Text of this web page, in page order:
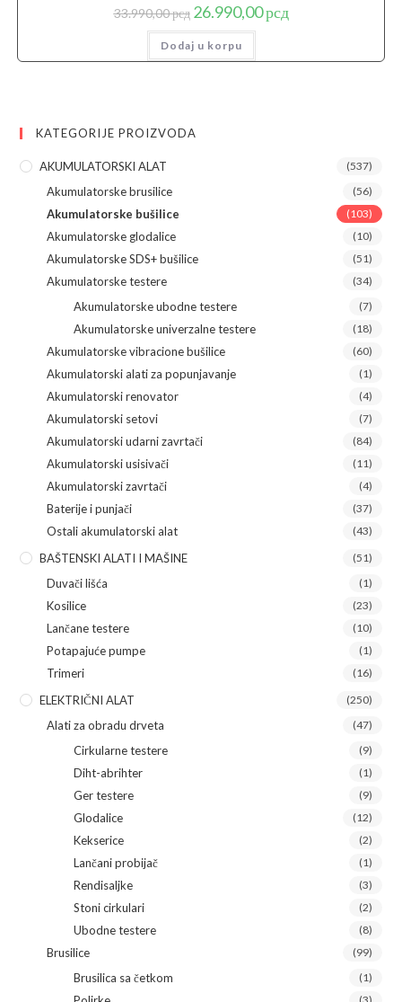
33.990,00рсд Originalna
cena
je
bila:
33.990,00 рсд.
26.990,00рсдTrenutna
cena
Dodaj u korpu
KATEGORIJE PROIZVODA
AKUMULATORSKI ALAT (537)
Akumulatorske brusilice (56)
Akumulatorske bušilice (103)
Akumulatorske glodalice (10)
Akumulatorske SDS+ bušilice (51)
Akumulatorske testere (34)
Akumulatorske ubodne testere (7)
Akumulatorske univerzalne testere (18)
Akumulatorske vibracione bušilice (60)
Akumulatorski alati za popunjavanje (1)
Akumulatorski renovator (4)
Akumulatorski setovi (7)
Akumulatorski udarni zavrtači (84)
Akumulatorski usisivači (11)
Akumulatorski zavrtači (4)
Baterije i punjači (37)
Ostali akumulatorski alat (43)
BAŠTENSKI ALATI I MAŠINE (51)
Duvači lišća (1)
Kosilice (23)
Lančane testere (10)
Potapajuće pumpe (1)
Trimeri (16)
ELEKTRIČNI ALAT (250)
Alati za obradu drveta (47)
Cirkularne testere (9)
Diht-abrihter (1)
Ger testere (9)
Glodalice (12)
Kekserice (2)
Lančani probijač (1)
Rendisaljke (3)
Stoni cirkulari (2)
Ubodne testere (8)
Brusilice (99)
Brusilica sa četkom (1)